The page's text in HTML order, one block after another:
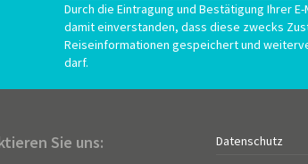
Durch die Eintragung und Bestätigung Ihrer
damit einverstanden, dass diese zwecks
Reiseinformationen gespeichert und
darf.
Sie uns:
Datenschutz